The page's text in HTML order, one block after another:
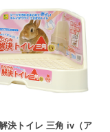
決トイレ 三角 iv（ア